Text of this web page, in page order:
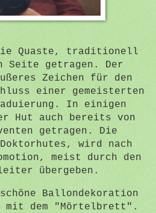
Quaste, traditionell
Seite getragen. Der
Zeichen für den
einer gemeisterten
In einigen
Hut auch bereits von
getragen. Die
wird nach
meist durch den
übergeben.
Ballondekoration
mit dem "Mörtelbrett".